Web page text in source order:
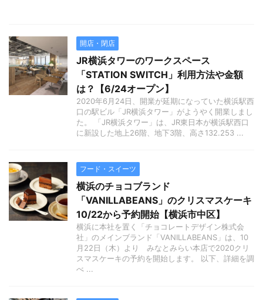
開店・閉店
JR横浜タワーのワークスペース
「STATION SWITCH」利用方法や金額
は？【6/24オープン】
2020年6月24日、開業が延期になっていた横浜駅西
口の駅ビル「JR横浜タワー」がようやく開業しまし
た。 「JR横浜タワー」は、JR東日本が横浜駅西口
に新設した地上26階、地下3階、高さ132.253 ...
フード・スイーツ
横浜のチョコブランド
「VANILLABEANS」のクリスマスケーキ
10/22から予約開始【横浜市中区】
横浜に本社を置く「チョコレートデザイン株式会
社」のメインブランド「VANILLABEANS」は、10
月22日（木）より みなとみらい本店で2020クリ
スマスケーキの予約を開始します。 以下、詳細を調
べ ...